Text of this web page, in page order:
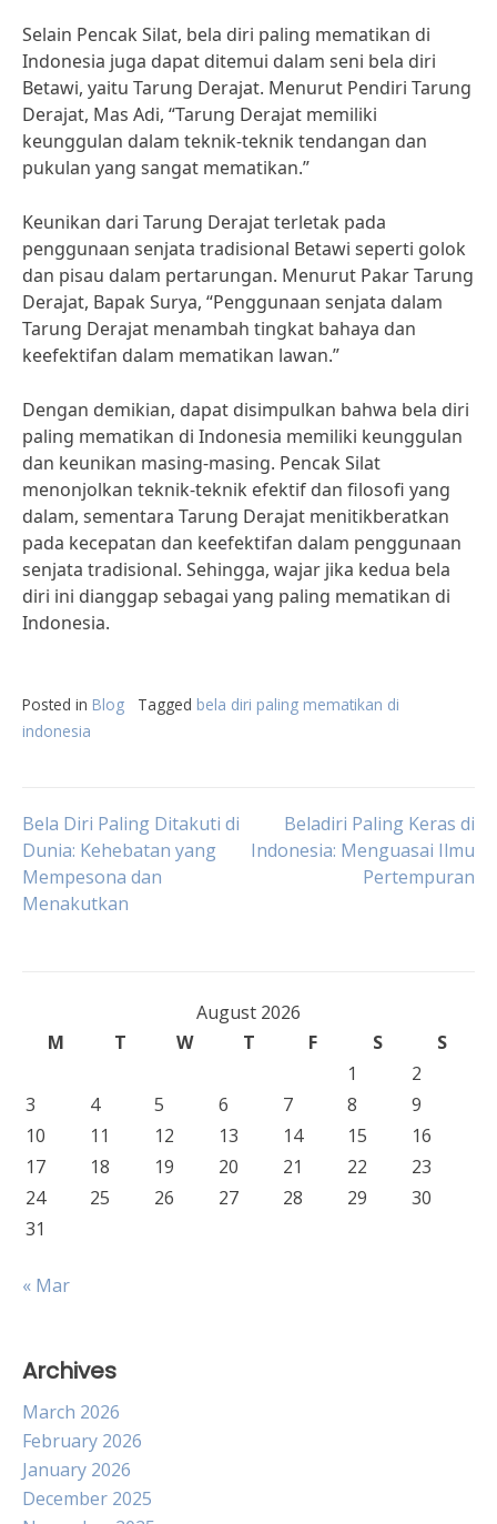
Selain Pencak Silat, bela diri paling mematikan di
Indonesia juga dapat ditemui dalam seni bela diri
Betawi, yaitu Tarung Derajat. Menurut Pendiri Tarung
Derajat, Mas Adi, “Tarung Derajat memiliki
keunggulan dalam teknik-teknik tendangan dan
pukulan yang sangat mematikan.”
Keunikan dari Tarung Derajat terletak pada
penggunaan senjata tradisional Betawi seperti golok
dan pisau dalam pertarungan. Menurut Pakar Tarung
Derajat, Bapak Surya, “Penggunaan senjata dalam
Tarung Derajat menambah tingkat bahaya dan
keefektifan dalam mematikan lawan.”
Dengan demikian, dapat disimpulkan bahwa bela diri
paling mematikan di Indonesia memiliki keunggulan
dan keunikan masing-masing. Pencak Silat
menonjolkan teknik-teknik efektif dan filosofi yang
dalam, sementara Tarung Derajat menitikberatkan
pada kecepatan dan keefektifan dalam penggunaan
senjata tradisional. Sehingga, wajar jika kedua bela
diri ini dianggap sebagai yang paling mematikan di
Indonesia.
Posted in Blog Tagged bela diri paling mematikan di
indonesia
Post
navigation
Bela Diri Paling Ditakuti di
Dunia: Kehebatan yang
Mempesona dan
Menakutkan
Beladiri Paling Keras di
Indonesia: Menguasai Ilmu
Pertempuran
August 2026
M
T W T F S
S
1
2
3
4 5 6 7 8
9
10
11 12 13 14 15
16
17
18 19 20 21 22
23
24
25 26 27 28 29
30
31
« Mar
Archives
March 2026
February 2026
January 2026
December 2025